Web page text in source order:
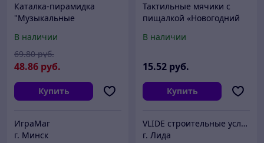
Каталка-пирамидка
"Музыкальные
световыми эффектами
В наличии
48.86 руб.
69.80 руб.
Купить
ИграМаг
г. Минск
Тактильные мячики с
пищалкой «Новогодний
В наличии
15.52 руб.
Купить
VLIDE cтроительные услуги и товары для дома (оптом и в розницу)
г. Лида